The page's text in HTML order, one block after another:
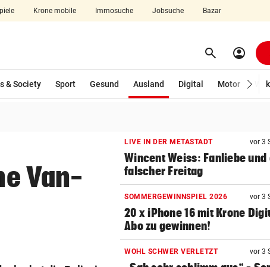
Krone mobile Immosuche Jobsuche Bazar
aufklappen search Suchen
account_circle
& Society Sport Gesund Ausland
Digital
Motor
Van-
LIVE IN DER METASTADT vor 3
Wincent Weiss: Fanliebe und
falscher Freitag
SOMMERGEWINNSPIEL 2026 vor 3
20 x iPhone 16 mit Krone
Abo zu gewinnen!
WOHL SCHWER VERLETZT vor 3